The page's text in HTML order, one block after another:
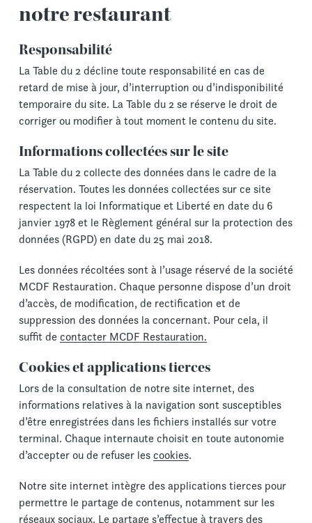
notre restaurant
Responsabilité
La Table du 2 décline toute responsabilité en cas de
retard de mise à jour, d’interruption ou d’indisponibilité
temporaire du site. La Table du 2 se réserve le droit de
corriger ou modifier à tout moment le contenu du site.
Informations collectées sur le site
La Table du 2 collecte des données dans le cadre de la
réservation. Toutes les données collectées sur ce site
respectent la loi Informatique et Liberté en date du 6
janvier 1978 et le Règlement général sur la protection des
données (RGPD) en date du 25 mai 2018.
Les données récoltées sont à l’usage réservé de la société
MCDF Restauration. Chaque personne dispose d’un droit
d’accès, de modification, de rectification et de
suppression des données la concernant. Pour cela, il
suffit decontacter MCDF Restauration.
Cookies et applications tierces
Lors de la consultation de notre site internet, des
informations relatives à la navigation sont susceptibles
d’être enregistrées dans les fichiers installés sur votre
terminal. Chaque internaute choisit en toute autonomie
d’accepter ou de refuser lescookies.
Notre site internet intègre des applications tierces pour
permettre le partage de contenus, notamment sur les
réseaux sociaux. Le partage s’effectue à travers des